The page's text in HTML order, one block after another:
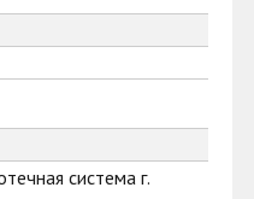
система г.